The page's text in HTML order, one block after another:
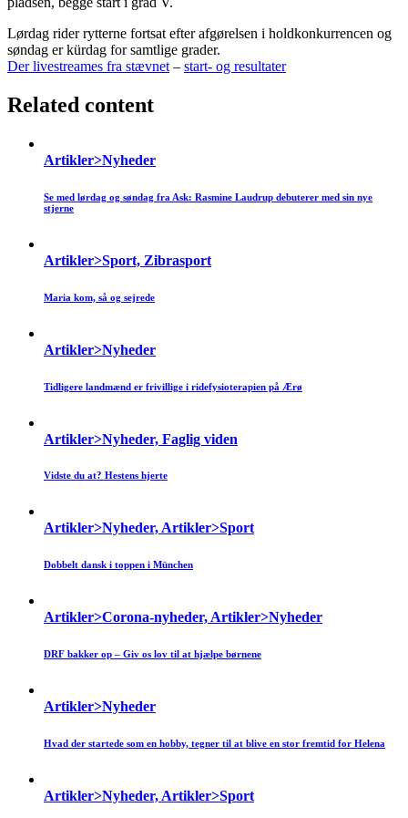
Lørdag rider rytterne fortsat efter afgørelsen i holdkonkurrencen og
søndag er kürdag for samtlige grader.
Der livestreames fra stævnet – start- og resultater
Related content
Artikler>Nyheder
Se med lørdag og søndag fra Ask: Rasmine Laudrup debuterer med sin nye
stjerne
Artikler>Sport, Zibrasport
Maria kom, så og sejrede
Artikler>Nyheder
Tidligere landmænd er frivillige i ridefysioterapien på Ærø
Artikler>Nyheder, Faglig viden
Vidste du at? Hestens hjerte
Artikler>Nyheder, Artikler>Sport
Dobbelt dansk i toppen i München
Artikler>Corona-nyheder, Artikler>Nyheder
DRF bakker op – Giv os lov til at hjælpe børnene
Artikler>Nyheder
Hvad der startede som en hobby, tegner til at blive en stor fremtid for Helena
Artikler>Nyheder, Artikler>Sport